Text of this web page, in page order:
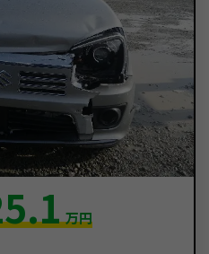
万円